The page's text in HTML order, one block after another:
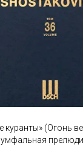
куранты» (Огонь